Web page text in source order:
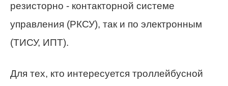
резисторно - контакторной системе
управления (РКСУ), так и по электронным
(ТИСУ, ИПТ).
Для тех, кто интересуется троллейбусной